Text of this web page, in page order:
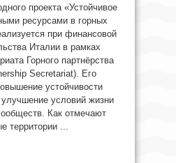
проекта «Устойчивое
ресурсами в горных
при финансовой
Италии в рамках
Горного партнёрства
Secretariat). Его
устойчивости
условий жизни
Как отмечают
территории ...